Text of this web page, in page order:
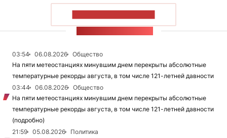
03:54 06.08.2026
Общество
На пяти метеостанциях минувшим днем перекрыты абсолютные
температурные рекорды августа, в том числе 121-летней давности
03:44
06.08.2026
Общество
На пяти метеостанциях минувшим днем перекрыты абсолютные
температурные рекорды августа, в том числе 121-летней давности
(подробно)
21:59
05.08.2026
Политика